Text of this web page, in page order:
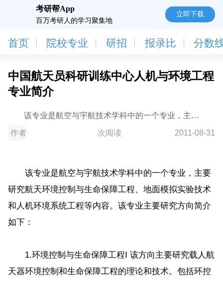
考研帮App
百万考研人的学习聚集地
立即下载
首页 院校专业 研招 报录比 分数
中国航天员科研训练中心人机与环境工程
专业简介
该专业是航空与宇航技术学科中的一个专业，主要
研究航天环境控制与生命保障工程、地面模拟实验技术
和人
作者 次阅读 2011-08-31
该专业是航空与宇航技术学科中的一个专业，主要
研究航天环境控制与生命保障工程、地面模拟实验技术
和人机环境系统工程等内容。该专业主要研究方向简介
如下：
1.环境控制与生命保障工程Ⅰ 该方向主要研究载人航
天器环境控制和生命保障工程的理论和技术。包括环控